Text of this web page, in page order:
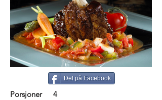
Del på Facebook
Porsjoner 4